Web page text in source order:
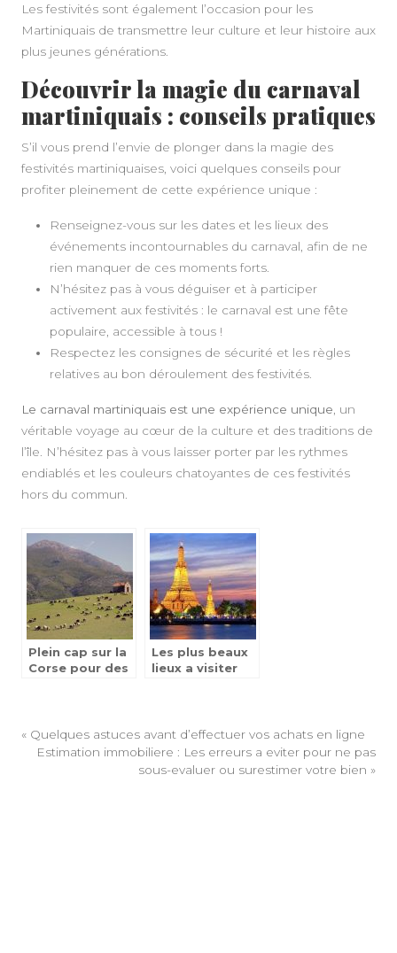
Les festivités sont également l’occasion pour les
Martiniquais de transmettre leur culture et leur histoire aux
plus jeunes générations.
Découvrir la magie du carnaval
martiniquais : conseils pratiques
S’il vous prend l’envie de plonger dans la magie des
festivités martiniquaises, voici quelques conseils pour
profiter pleinement de cette expérience unique :
Renseignez-vous sur les dates et les lieux des
événements incontournables du carnaval, afin de ne
rien manquer de ces moments forts.
N’hésitez pas à vous déguiser et à participer
activement aux festivités : le carnaval est une fête
populaire, accessible à tous !
Respectez les consignes de sécurité et les règles
relatives au bon déroulement des festivités.
Le carnaval martiniquais est une expérience unique, un
véritable voyage au cœur de la culture et des traditions de
l’île. N’hésitez pas à vous laisser porter par les rythmes
endiablés et les couleurs chatoyantes de ces festivités
hors du commun.
Plein cap sur la
Corse pour des
Les plus beaux
lieux a visiter
« Quelques astuces avant d’effectuer vos achats en ligne
Estimation immobiliere : Les erreurs a eviter pour ne pas
sous-evaluer ou surestimer votre bien »